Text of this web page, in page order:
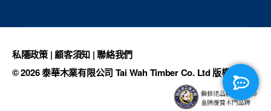
私隱政策|顧客須知 |聯絡我們
© 2026泰華木業有限公司 Tai Wah Timber Co. Ltd版權所有